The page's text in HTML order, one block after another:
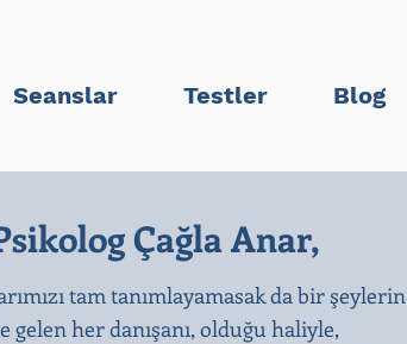
Seanslar Testler Blog
Çağla Anar,
tam tanımlayamasak da bir şeylerin
gelen her danışanı, olduğu haliyle,